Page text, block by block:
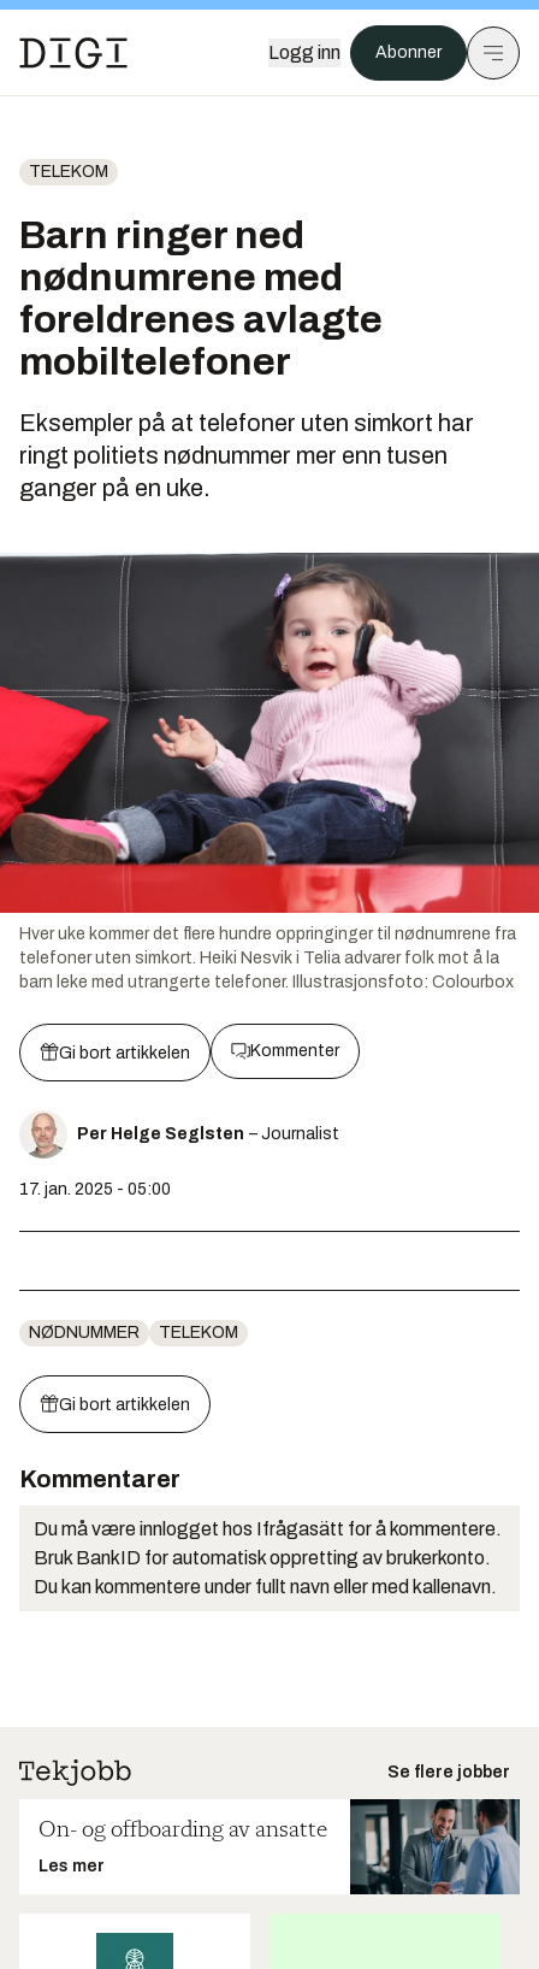
Logg inn Abonner
TELEKOM
Barn ringer ned
nødnumrene med
foreldrenes avlagte
mobiltelefoner
Eksempler på at telefoner uten simkort har
ringt politiets nødnummer mer enn tusen
ganger på en uke.
Hver uke kommer det flere hundre oppringinger til nødnumrene fra
telefoner uten simkort. Heiki Nesvik i Telia advarer folk mot å la
barn leke med utrangerte telefoner.
Illustrasjonsfoto: Colourbox
Gi bort artikkelen Kommenter
Per Helge Seglsten – Journalist
17. jan. 2025 - 05:00
NØDNUMMER TELEKOM
Gi bort artikkelen
Kommentarer
Du må være innlogget hos Ifrågasätt for å kommentere.
Bruk BankID for automatisk oppretting av brukerkonto.
Du kan kommentere under fullt navn eller med kallenavn.
Se flere jobber
On- og offboarding av ansatte
Les mer